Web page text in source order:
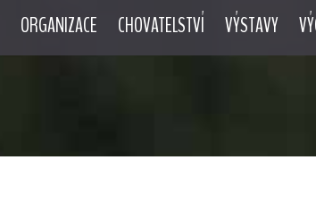
ORGANIZACE CHOVATELSTVÍ VÝSTAVY